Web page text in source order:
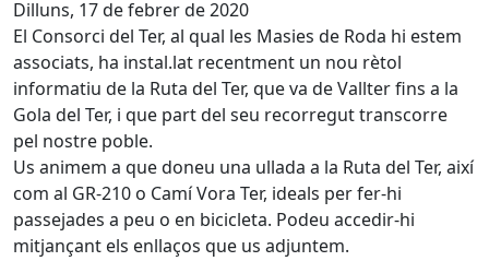
Dilluns, 17 de febrer de 2020
El Consorci del Ter, al qual les Masies de Roda hi estem
associats, ha instal.lat recentment un nou rètol
informatiu de la Ruta del Ter, que va de Vallter fins a la
Gola del Ter, i que part del seu recorregut transcorre
pel nostre poble.
Us animem a que doneu una ullada a la Ruta del Ter, així
com al GR-210 o Camí Vora Ter, ideals per fer-hi
passejades a peu o en bicicleta. Podeu accedir-hi
mitjançant els enllaços que us adjuntem.